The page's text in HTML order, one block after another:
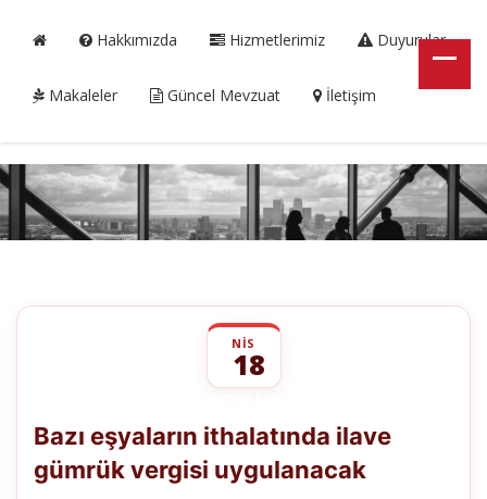
Hakkımızda Hizmetlerimiz Duyurular
Makaleler Güncel Mevzuat İletişim
NIS
18
ithalatında
ilave
gümrük
vergisi
Bazı eşyaların ithalatında ilave
gümrük vergisi uygulanacak